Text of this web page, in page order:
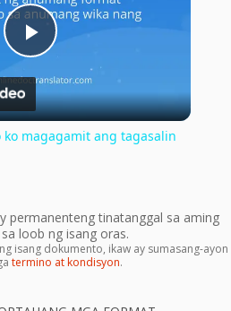
Play
Video
ko magagamit ang tagasalin
permanenteng tinatanggal sa aming
loob ng isang oras.
isang dokumento, ikaw ay sumasang-ayon
termino at kondisyon.